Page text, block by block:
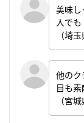
美味し
人でも
（埼
他のク
目も素
（宮